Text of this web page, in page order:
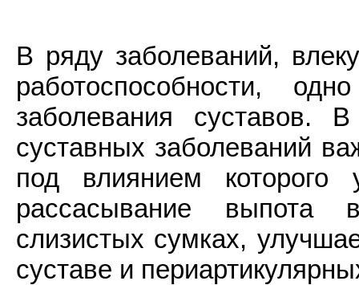
В ряду заболеваний,
работоспособности,
заболевания суставов.
суставных заболеваний
под влиянием которого
рассасывание выпота
слизистых сумках,
суставе и